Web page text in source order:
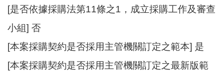
[是否依據採購法第11條之1，成立採購工作及審查
小組] 否
[本案採購契約是否採用主管機關訂定之範本] 是
[本案採購契約是否採用主管機關訂定之最新版範